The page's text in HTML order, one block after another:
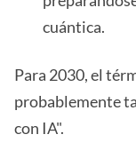
cuántica.
Para 2030, el
probablemente
con IA".